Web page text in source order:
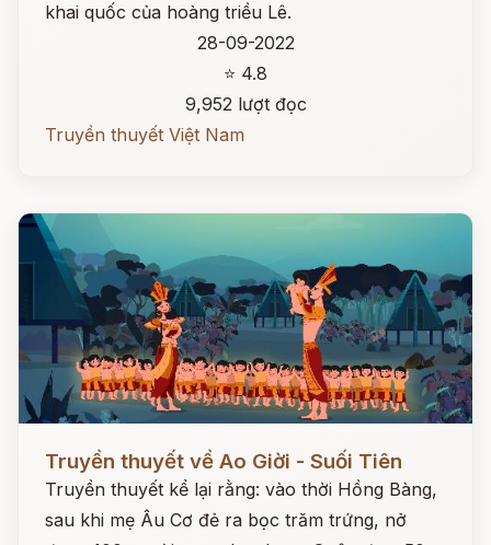
khai quốc của hoàng triều Lê.
28-09-2022
⭐ 4.8
9,952 lượt đọc
Truyền thuyết Việt Nam
Đọc ngay
Truyền thuyết về Ao Giời - Suối Tiên
Truyền thuyết kể lại rằng: vào thời Hồng Bàng,
sau khi mẹ Âu Cơ đẻ ra bọc trăm trứng, nở